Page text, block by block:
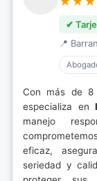
✔
📍
Con más de 8
especializa en
manejo
eficaz,
seriedad y